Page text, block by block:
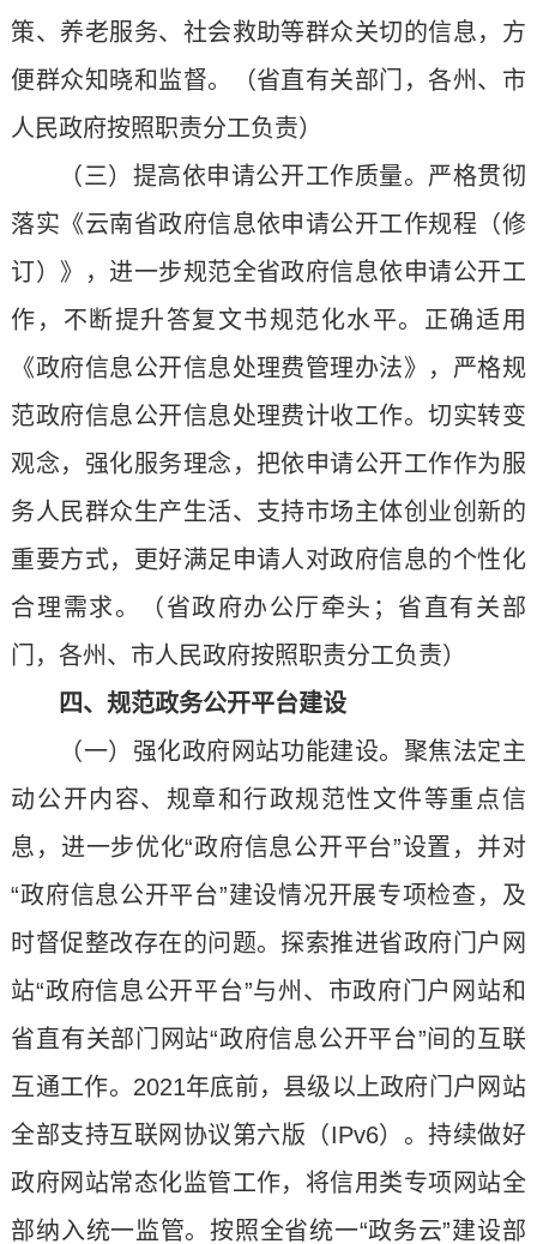
策、养老服务、社会救助等群众关切的信息，方
便群众知晓和监督。（省直有关部门，各州、市
人民政府按照职责分工负责）
（三）提高依申请公开工作质量。严格贯彻
落实《云南省政府信息依申请公开工作规程（修
订）》，进一步规范全省政府信息依申请公开工
作，不断提升答复文书规范化水平。正确适用
《政府信息公开信息处理费管理办法》，严格规
范政府信息公开信息处理费计收工作。切实转变
观念，强化服务理念，把依申请公开工作作为服
务人民群众生产生活、支持市场主体创业创新的
重要方式，更好满足申请人对政府信息的个性化
合理需求。（省政府办公厅牵头；省直有关部
门，各州、市人民政府按照职责分工负责）
四、规范政务公开平台建设
（一）强化政府网站功能建设。聚焦法定主
动公开内容、规章和行政规范性文件等重点信
息，进一步优化“政府信息公开平台”设置，并对
“政府信息公开平台”建设情况开展专项检查，及
时督促整改存在的问题。探索推进省政府门户网
站“政府信息公开平台”与州、市政府门户网站和
省直有关部门网站“政府信息公开平台”间的互联
互通工作。2021年底前，县级以上政府门户网站
全部支持互联网协议第六版（IPv6）。持续做好
政府网站常态化监管工作，将信用类专项网站全
部纳入统一监管。按照全省统一“政务云”建设部